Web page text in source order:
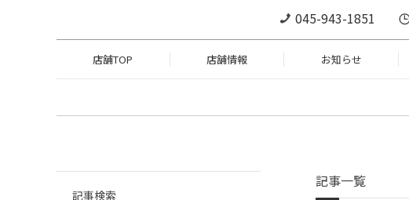
045-943-1851
店舗TOP 店舗情報 お知らせ
記事一覧
記事検索